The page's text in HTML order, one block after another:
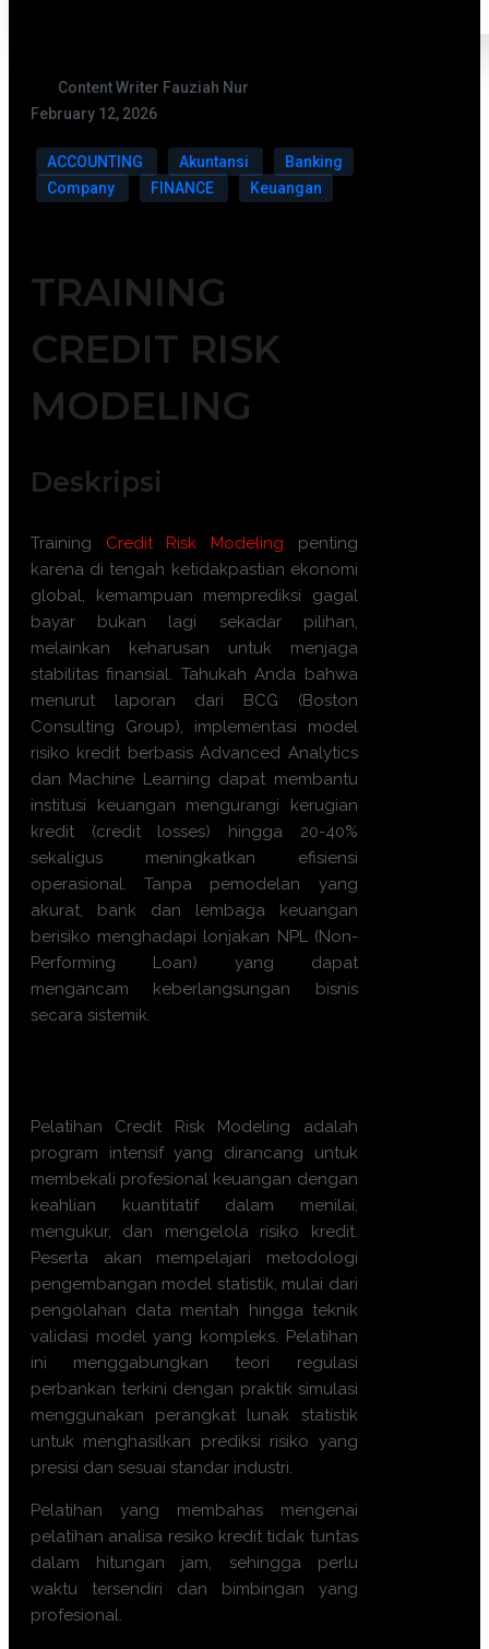
Content Writer Fauziah Nur
February 12, 2026
ACCOUNTING Akuntansi
Banking
Company
FINANCE Keuangan
TRAINING
CREDIT RISK
MODELING
Deskripsi
Training Credit Risk Modeling penting
karena di tengah ketidakpastian ekonomi
global, kemampuan memprediksi gagal
bayar bukan lagi sekadar pilihan,
melainkan keharusan untuk menjaga
stabilitas finansial. Tahukah Anda bahwa
menurut laporan dari BCG (Boston
Consulting Group), implementasi model
risiko kredit berbasis Advanced Analytics
dan Machine Learning dapat membantu
institusi keuangan mengurangi kerugian
kredit (credit losses) hingga 20-40%
sekaligus meningkatkan efisiensi
operasional. Tanpa pemodelan yang
akurat, bank dan lembaga keuangan
berisiko menghadapi lonjakan NPL (Non-
Performing Loan) yang dapat
mengancam keberlangsungan bisnis
secara sistemik.
Pelatihan Credit Risk Modeling adalah
program intensif yang dirancang untuk
membekali profesional keuangan dengan
keahlian kuantitatif dalam menilai,
mengukur, dan mengelola risiko kredit.
Peserta akan mempelajari metodologi
pengembangan model statistik, mulai dari
pengolahan data mentah hingga teknik
validasi model yang kompleks. Pelatihan
ini menggabungkan teori regulasi
perbankan terkini dengan praktik simulasi
menggunakan perangkat lunak statistik
untuk menghasilkan prediksi risiko yang
presisi dan sesuai standar industri.
Pelatihan yang membahas mengenai
pelatihan analisa resiko kredit tidak tuntas
dalam hitungan jam, sehingga perlu
waktu tersendiri dan bimbingan yang
profesional.